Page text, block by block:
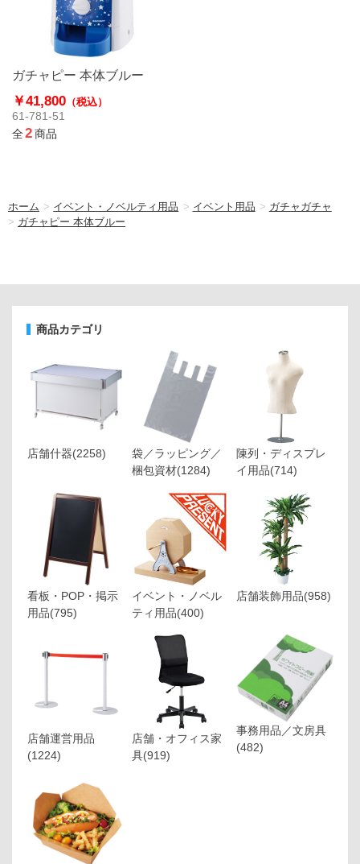
ガチャピー 本体ブルー
￥41,800 （税込）
61-781-51
全2商品
ホーム > イベント・ノベルティ用品 > イベント用品 > ガチャガチャ
> ガチャピー 本体ブルー
商品カテゴリ
店舗什器(2258)
袋／ラッピング／
梱包資材(1284)
陳列・ディスプレ
イ用品(714)
看板・POP・掲示
用品(795)
イベント・ノベル
ティ用品(400)
店舗装飾用品(958)
店舗運営用品
(1224)
店舗・オフィス家
具(919)
事務用品／文房具
(482)